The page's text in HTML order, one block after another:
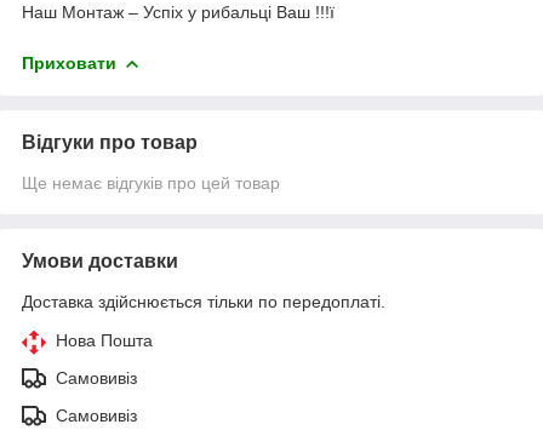
Наш Монтаж – Успіх у рибальці Ваш !!!ї
Приховати
Відгуки про товар
Ще немає відгуків про цей товар
Умови доставки
Доставка здійснюється тільки по передоплаті.
Нова Пошта
Самовивіз
Самовивіз